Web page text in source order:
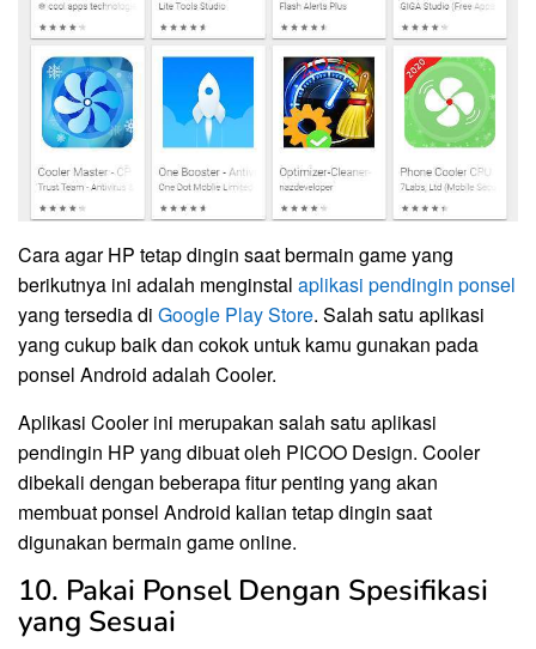
Cara agar HP tetap dingin saat bermain game yang
berikutnya ini adalah menginstal aplikasi pendingin ponsel
yang tersedia di Google Play Store. Salah satu aplikasi
yang cukup baik dan cokok untuk kamu gunakan pada
ponsel Android adalah Cooler.
Aplikasi Cooler ini merupakan salah satu aplikasi
pendingin HP yang dibuat oleh PICOO Design. Cooler
dibekali dengan beberapa fitur penting yang akan
membuat ponsel Android kalian tetap dingin saat
digunakan bermain game online.
10. Pakai Ponsel Dengan Spesifikasi
yang Sesuai